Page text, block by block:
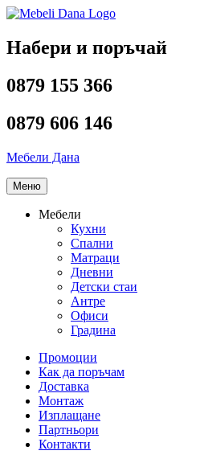
Напред
съдържанието
Набери и поръчай
0879 155 366
0879 606 146
Мебели Дана
Меню
Мебели
Кухни
Спални
Матраци
Дневни
Детски стаи
Антре
Офиси
Градина
Промоции
Как да поръчам
Доставка
Монтаж
Изплащане
Партньори
Контакти